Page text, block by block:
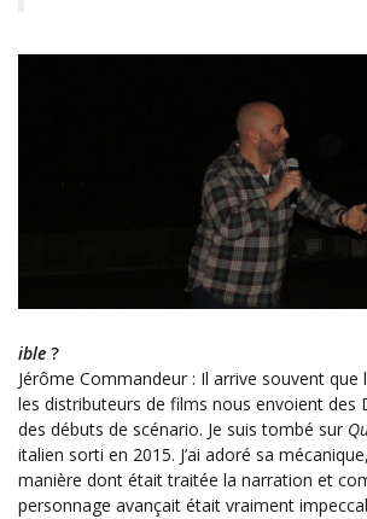
ible ?
Jérôme Commandeur : Il arrive souvent que
les distributeurs de films nous envoient des
des débuts de scénario. Je suis tombé sur
italien sorti en 2015. J’ai adoré sa
manière dont était traitée la narration et
personnage avançait était vraiment